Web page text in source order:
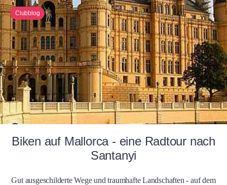
Clubblog
Biken auf Mallorca - eine Radtour nach
Santanyi
Gut ausgeschilderte Wege und traumhafte Landschaften - auf dem